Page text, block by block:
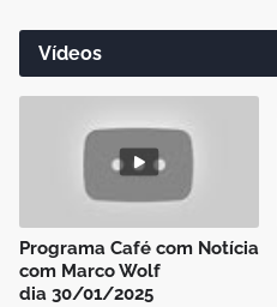
Vídeos
Programa Café com Notícia
com Marco Wolf
dia 30/01/2025